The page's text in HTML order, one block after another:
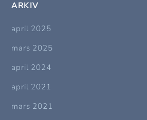
ARKIV
april 2025
mars 2025
april 2024
april 2021
mars 2021